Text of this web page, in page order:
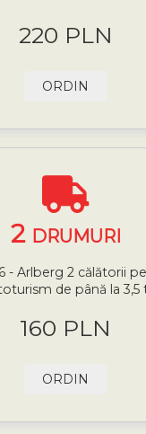
220 PLN
ORDIN
2 DRUMURI
- Arlberg 2 călătorii
de până la 3,5
160 PLN
ORDIN